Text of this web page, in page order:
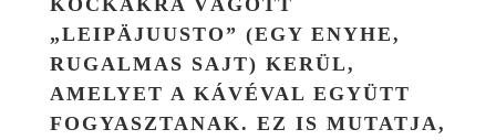
„LEIPÄJUUSTO” (EGY ENYHE,
RUGALMAS SAJT) KERÜL,
AMELYET A KÁVÉVAL EGYÜTT
FOGYASZTANAK. EZ IS MUTATJA,